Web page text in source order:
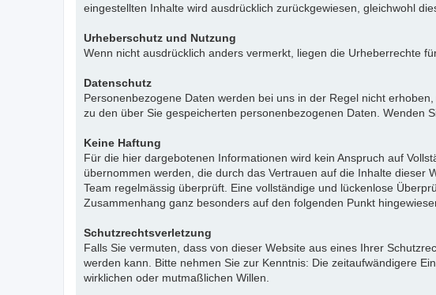
eingestellten Inhalte wird ausdrücklich zurückgewiesen, gleichwohl
Urheberschutz und Nutzung
Wenn nicht ausdrücklich anders vermerkt, liegen die Urheberrechte
Datenschutz
Personenbezogene Daten werden bei uns in der Regel nicht
zu den über Sie gespeicherten personenbezogenen Daten. Wenden
Keine Haftung
Für die hier dargebotenen Informationen wird kein Anspruch auf
übernommen werden, die durch das Vertrauen auf die Inhalte
Team regelmässig überprüft. Eine vollständige und lückenlose
Zusammenhang ganz besonders auf den folgenden Punkt
Schutzrechtsverletzung
Falls Sie vermuten, dass von dieser Website aus eines Ihrer
werden kann. Bitte nehmen Sie zur Kenntnis: Die zeitaufwändigere
wirklichen oder mutmaßlichen Willen.